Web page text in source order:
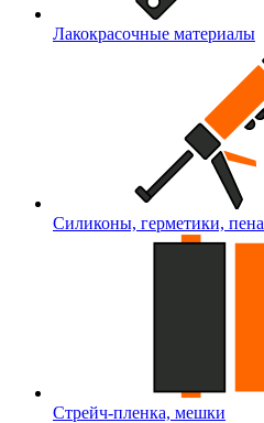
Лакокрасочные материалы
Силиконы, герметики, пена
Стрейч-пленка, мешки